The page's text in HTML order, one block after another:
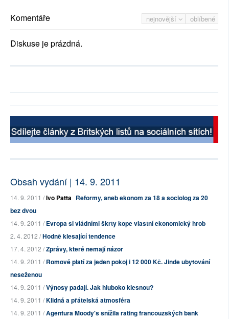
nejnovější oblíbené
Komentáře
Diskuse je prázdná.
Obsah vydání | 14. 9. 2011
14. 9. 2011 /Ivo Patta Reformy, aneb ekonom za 18 a sociolog za 20
bez dvou
14. 9. 2011 /Evropa si vládními škrty kope vlastní ekonomický hrob
2. 4. 2012 /Hodně klesající tendence
17. 4. 2012 /Zprávy, které nemají názor
14. 9. 2011 /Romové platí za jeden pokoj i 12 000 Kč. Jinde ubytování
neseženou
14. 9. 2011 /Výnosy padají. Jak hluboko klesnou?
14. 9. 2011 /Klidná a přátelská atmosféra
14. 9. 2011 /Agentura Moody's snížila rating francouzských bank